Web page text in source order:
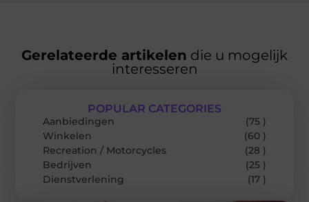
Gerelateerde artikelen die u mogelijk
interesseren
POPULAR CATEGORIES
Aanbiedingen
(75 )
Winkelen
(60 )
Recreation / Motorcycles
(28 )
Bedrijven
(25 )
Dienstverlening
(17 )